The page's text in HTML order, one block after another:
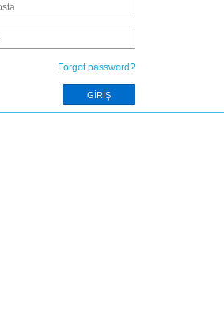
Forgot password?